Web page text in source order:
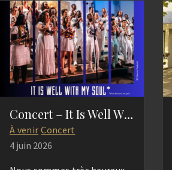
Concert – It Is Well With My Soul
À venir Concert
4 juin 2026